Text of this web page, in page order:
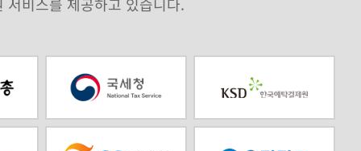
비스를 제공하고 있습니다.